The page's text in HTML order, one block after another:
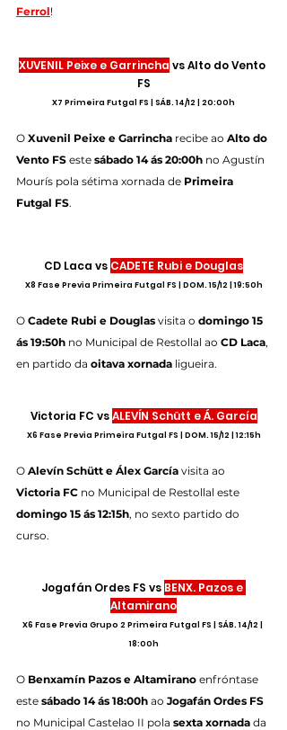
Ferrol!
XUVENIL Peixe e Garrincha vs Alto do Vento
FS
X7 Primeira Futgal FS | SÁB. 14/12 | 20:00h
O Xuvenil Peixe e Garrincha recibe ao Alto do
Vento FS este sábado 14 ás 20:00h no Agustín
Mourís pola sétima xornada de Primeira
Futgal FS.
CD Laca vs CADETE Rubi e Douglas
X8 Fase Previa Primeira Futgal FS | DOM. 15/12 | 19:50h
O Cadete Rubi e Douglas visita o domingo 15
ás 19:50h no Municipal de Restollal ao CD Laca,
en partido da oitava xornada ligueira.
Victoria FC vs ALEVÍN Schütt e Á. García
X6 Fase Previa Primeira Futgal FS | DOM. 15/12 | 12:15h
O Alevín Schütt e Álex García visita ao
Victoria FC no Municipal de Restollal este
domingo 15 ás 12:15h, no sexto partido do
curso.
Jogafán Ordes FS vs BENX. Pazos e
Altamirano
X6 Fase Previa Grupo 2 Primeira Futgal FS | SÁB. 14/12 |
18:00h
O Benxamín Pazos e Altamirano enfróntase
este sábado 14 ás 18:00h ao Jogafán Ordes FS
no Municipal Castelao II pola sexta xornada da